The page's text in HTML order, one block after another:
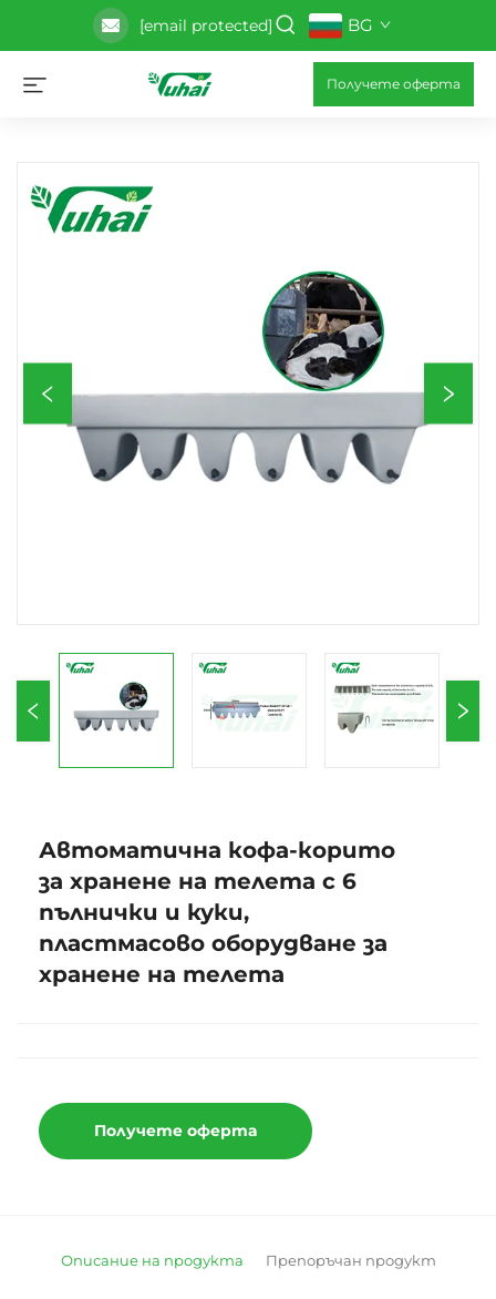
[email protected] BG
Получете оферта
Автоматична кофа-корито
за хранене на телета с 6
пълнички и куки,
пластмасово оборудване за
хранене на телета
Получете оферта
Описание на продукта Препоръчан продукт